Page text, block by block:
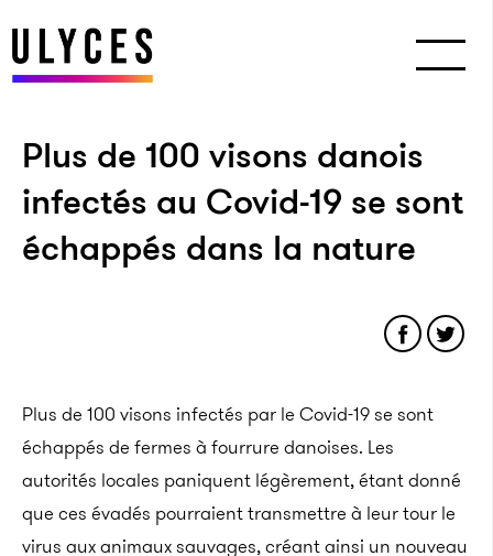
Plus de 100 visons danois
infectés au Covid-19 se sont
échappés dans la nature
Plus de 100 visons infectés par le Covid-19 se sont
échappés de fermes à fourrure danoises. Les
autorités locales paniquent légèrement, étant donné
que ces évadés pourraient transmettre à leur tour le
virus aux animaux sauvages, créant ainsi un nouveau